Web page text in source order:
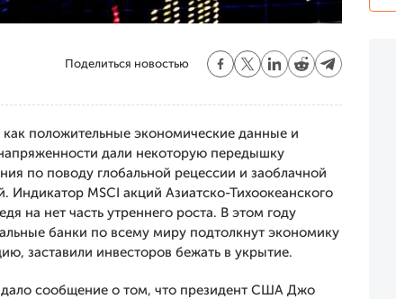
Поделиться новостью
положительные экономические данные и
дали некоторую передышку
по поводу глобальной рецессии и заоблачной
MSCI акций Азиатско-Тихоокеанского
на нет часть утреннего роста. В этом году
банки по всему миру подтолкнут экономику
заставили инвесторов бежать в укрытие.
сообщение о том, что президент США Джо